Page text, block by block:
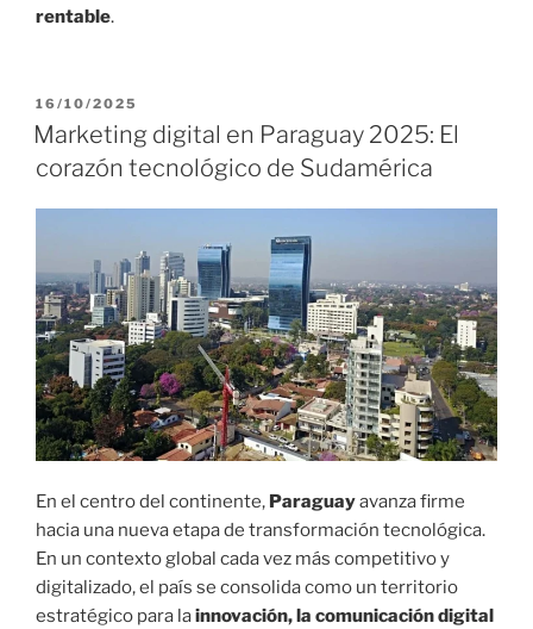
rentable.
P
U
B
L
C
O
E
L
16/10/2025
Marketing digital en Paraguay 2025: El
corazón tecnológico de Sudamérica
En el centro del continente, Paraguayavanza firme
hacia una nueva etapa de transformación tecnológica.
En un contexto global cada vez más competitivo y
digitalizado, el país se consolida como un territorio
estratégico para lainnovación, la comunicación digital